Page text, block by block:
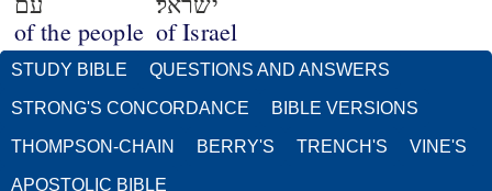
of the people of Israel
STUDY BIBLE QUESTIONS AND ANSWERS
STRONG'S CONCORDANCE BIBLE VERSIONS
THOMPSON-CHAIN BERRY'S TRENCH'S VINE'S
APOSTOLIC BIBLE